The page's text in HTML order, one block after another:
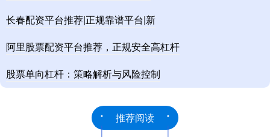
长春配资平台推荐|正规靠谱平台|新
阿里股票配资平台推荐，正规安全高杠杆
股票单向杠杆：策略解析与风险控制
推荐阅读